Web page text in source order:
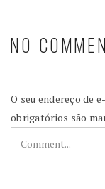
NO
O seu endereço de
obrigatórios são